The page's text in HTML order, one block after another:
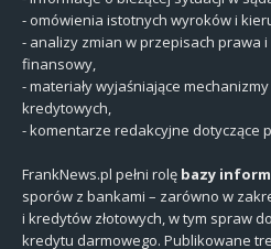
- omówienia istotnych wyroków i
- analizy zmian w przepisach prawa i
finansowy,
- materiały wyjaśniające
kredytowych,
- komentarze redakcyjne dotyczące
FrankNews.pl pełni rolę bazy
sporów z bankami – zarówno w
i kredytów złotowych, w tym spraw
kredytu darmowego. Publikowane